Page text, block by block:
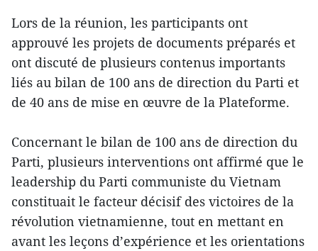
Lors de la réunion, les participants ont
approuvé les projets de documents préparés et
ont discuté de plusieurs contenus importants
liés au bilan de 100 ans de direction du Parti et
de 40 ans de mise en œuvre de la Plateforme.
Concernant le bilan de 100 ans de direction du
Parti, plusieurs interventions ont affirmé que le
leadership du Parti communiste du Vietnam
constituait le facteur décisif des victoires de la
révolution vietnamienne, tout en mettant en
avant les leçons d’expérience et les orientations